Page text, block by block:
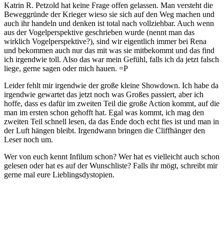
Katrin R. Petzold hat keine Frage offen gelassen. Man versteht die
Beweggründe der Krieger wieso sie sich auf den Weg machen und
auch ihr handeln und denken ist total nach vollziehbar. Auch wenn
aus der Vogelperspektive geschrieben wurde (nennt man das
wirklich Vogelperspektive?), sind wir eigentlich immer bei Rena
und bekommen auch nur das mit was sie mitbekommt und das find
ich irgendwie toll. Also das war mein Gefühl, falls ich da jetzt falsch
liege, gerne sagen oder mich hauen. =P
Leider fehlt mir irgendwie der große kleine Showdown. Ich habe da
irgendwie gewartet das jetzt noch was Großes passiert, aber ich
hoffe, dass es dafür im zweiten Teil die große Action kommt, auf die
man im ersten schon gehofft hat. Egal was kommt, ich mag den
zweiten Teil schnell lesen, da das Ende doch echt fies ist und man in
der Luft hängen bleibt. Irgendwann bringen die Cliffhänger den
Leser noch um.
Wer von euch kennt Infilum schon? Wer hat es vielleicht auch schon
gelesen oder hat es auf der Wunschliste? Falls ihr mögt, schreibt mir
gerne mal eure Lieblingsdystopien.